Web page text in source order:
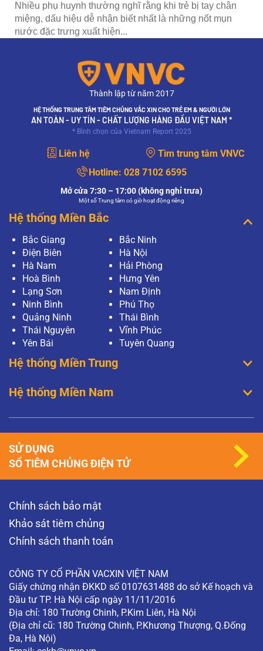
Nhiều phụ huynh thường nghĩ rằng khi trẻ bị tay chân
miệng, dấu hiệu dễ nhận biết nhất là những nốt mụn
nước đặc trưng xuất hiện...
Thành lập từ năm 2017
HỆ THỐNG TRUNG TÂM TIÊM CHỦNG VẮC XIN CHO TRẺ EM & NGƯỜI LỚN
AN TOÀN - UY TÍN - CHẤT LƯỢNG HÀNG ĐẦU VIỆT NAM *
* Bình chọn của Vietnam Report 2025
Liên hệ
Tìm trung tâm VNVC
Hotline: 028 7102 6595
Mở cửa 7:30 – 17:00 (không nghỉ trưa)
Một số Trung tâm có giờ hoạt động riêng
Hệ thống Miền Bắc
Bắc Giang
Bắc Ninh
Điện Biên
Hà Nội
Hà Nam
Hải Phòng
Hoà Bình
Hưng Yên
Lạng Sơn
Nam Định
Ninh Bình
Phú Thọ
Quảng Ninh
Thái Bình
Thái Nguyên
Vĩnh Phúc
Yên Bái
Tuyên Quang
Hệ thống Miền Trung
Hệ thống Miền Nam
Chính sách bảo mật
Khảo sát tiêm chủng
Chính sách thanh toán
CÔNG TY CỔ PHẦN VACXIN VIỆT NAM
Giấy chứng nhận ĐKKD số 0107631488 do sở Kế hoạch và
Đầu tư TP. Hà Nội cấp ngày 11/11/2016
Địa chỉ: 180 Trường Chinh, P.Kim Liên, Hà Nội
(Địa chỉ cũ: 180 Trường Chinh, P.Khương Thượng, Q.Đống
Đa, Hà Nội)
SỬ DỤNG
SỔ TIÊM CHỦNG ĐIỆN TỬ